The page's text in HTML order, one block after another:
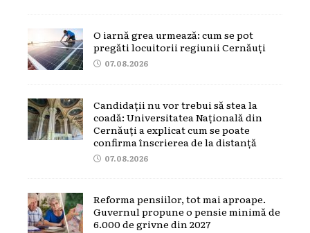
O iarnă grea urmează: cum se pot
pregăti locuitorii regiunii Cernăuți
07.08.2026
Candidații nu vor trebui să stea la
coadă: Universitatea Națională din
Cernăuți a explicat cum se poate
confirma înscrierea de la distanță
07.08.2026
Reforma pensiilor, tot mai aproape.
Guvernul propune o pensie minimă de
6.000 de grivne din 2027